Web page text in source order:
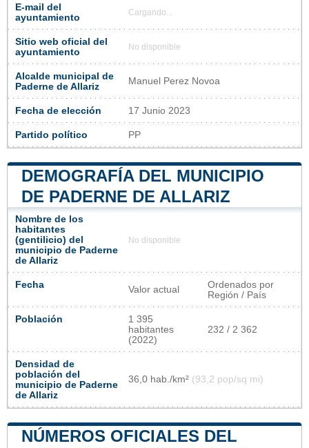
E-mail del
ayuntamiento
Cargando...
Sitio web oficial del
ayuntamiento
No disponible
Alcalde municipal de
Paderne de Allariz
Manuel Perez Novoa
Fecha de elección 17 Junio 2023
Partido político PP
DEMOGRAFÍA DEL MUNICIPIO
DE PADERNE DE ALLARIZ
Nombre de los
habitantes
(gentilicio) del
municipio de Paderne
de Allariz
No disponible
Fecha Valor actual
Ordenados por
Región / País
Población
1 395
habitantes
(2022)
232 / 2 362
Densidad de
población del
municipio de Paderne
de Allariz
36,0 hab./km² (93,2 pop/sq mi)
NÚMEROS OFICIALES DEL